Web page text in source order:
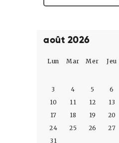
août 2026
Lun Mar Mer Jeu
3
4 5 6
10
11 12 13
17
18 19 20
24
25 26 27
31